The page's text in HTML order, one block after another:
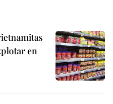
en